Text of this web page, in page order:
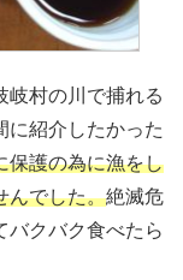
岐村の川で捕れる
に紹介したかった
保護の為に漁をし
んでした。絶滅危
バクバク食べたら